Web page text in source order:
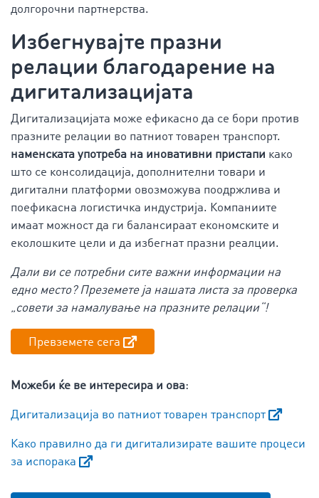
долгорочни партнерства.
Избегнувајте празни
релации благодарение на
дигитализацијата
Дигитализацијата може ефикасно да се бори против
празните релации во патниот товарен транспорт.
наменската употреба на иновативни пристапи како
што се консолидација, дополнителни товари и
дигитални платформи овозможува поодржлива и
поефикасна логистичка индустрија. Компаниите
имаат можност да ги балансираат економските и
еколошките цели и да избегнат празни реалции.
Дали ви се потребни сите важни информации на
едно место? Преземете ја нашата листа за проверка
„совети за намалување на празните релации“!
Превземете сега
Можеби ќе ве интересира и ова:
Дигитализација во патниот товарен транспорт
Како правилно да ги дигитализирате вашите процеси
за испорака